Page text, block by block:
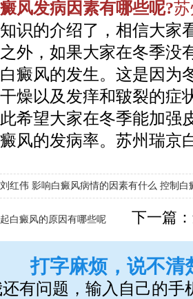
风发病因素有哪些呢?
识的介绍了，相信大家
外，如果大家在冬季没
癜风的发生。这是因为
燥以及发痒和皲裂的症
希望大家在冬季能加强
风的发病率。苏州瑞京
刘红伟 影响白癜风病情的因素有什么 控制白
白癜风的原因有哪些呢 下一篇：
打字麻烦，说不清
有问题，输入自己的手